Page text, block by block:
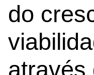
do
através